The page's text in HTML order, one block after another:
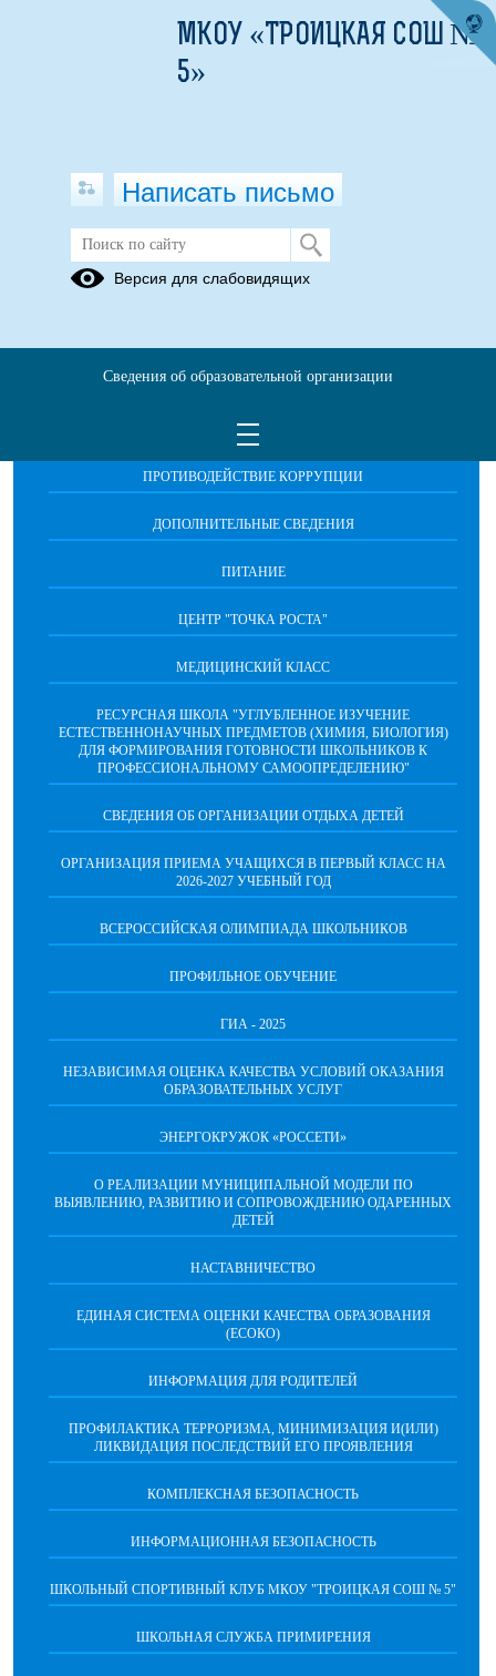
Публикации за Июнь 2026
ОБРАЩЕНИЯ ГРАЖДАН
ПРОТИВОДЕЙСТВИЕ КОРРУПЦИИ
ДОПОЛНИТЕЛЬНЫЕ СВЕДЕНИЯ
ПИТАНИЕ
ЦЕНТР "ТОЧКА РОСТА"
МЕДИЦИНСКИЙ КЛАСС
РЕСУРСНАЯ ШКОЛА "УГЛУБЛЕННОЕ ИЗУЧЕНИЕ
ЕСТЕСТВЕННОНАУЧНЫХ ПРЕДМЕТОВ (ХИМИЯ, БИОЛОГИЯ)
ДЛЯ ФОРМИРОВАНИЯ ГОТОВНОСТИ ШКОЛЬНИКОВ К
ПРОФЕССИОНАЛЬНОМУ САМООПРЕДЕЛЕНИЮ"
СВЕДЕНИЯ ОБ ОРГАНИЗАЦИИ ОТДЫХА ДЕТЕЙ
ОРГАНИЗАЦИЯ ПРИЕМА УЧАЩИХСЯ В ПЕРВЫЙ КЛАСС НА
2026-2027 УЧЕБНЫЙ ГОД
ВСЕРОССИЙСКАЯ ОЛИМПИАДА ШКОЛЬНИКОВ
ПРОФИЛЬНОЕ ОБУЧЕНИЕ
ГИА - 2025
НЕЗАВИСИМАЯ ОЦЕНКА КАЧЕСТВА УСЛОВИЙ ОКАЗАНИЯ
ОБРАЗОВАТЕЛЬНЫХ УСЛУГ
ЭНЕРГОКРУЖОК «РОССЕТИ»
О РЕАЛИЗАЦИИ МУНИЦИПАЛЬНОЙ МОДЕЛИ ПО
ВЫЯВЛЕНИЮ, РАЗВИТИЮ И СОПРОВОЖДЕНИЮ ОДАРЕННЫХ
ДЕТЕЙ
НАСТАВНИЧЕСТВО
ЕДИНАЯ СИСТЕМА ОЦЕНКИ КАЧЕСТВА ОБРАЗОВАНИЯ
(ЕСОКО)
ИНФОРМАЦИЯ ДЛЯ РОДИТЕЛЕЙ
ПРОФИЛАКТИКА ТЕРРОРИЗМА, МИНИМИЗАЦИЯ И(ИЛИ)
ЛИКВИДАЦИЯ ПОСЛЕДСТВИЙ ЕГО ПРОЯВЛЕНИЯ
КОМПЛЕКСНАЯ БЕЗОПАСНОСТЬ
ИНФОРМАЦИОННАЯ БЕЗОПАСНОСТЬ
ШКОЛЬНЫЙ СПОРТИВНЫЙ КЛУБ МКОУ "ТРОИЦКАЯ СОШ № 5"
ШКОЛЬНАЯ СЛУЖБА ПРИМИРЕНИЯ
МКОУ «ТРОИЦКАЯ СОШ №
5»
Написать письмо
Версия для слабовидящих
Сведения об образовательной организации